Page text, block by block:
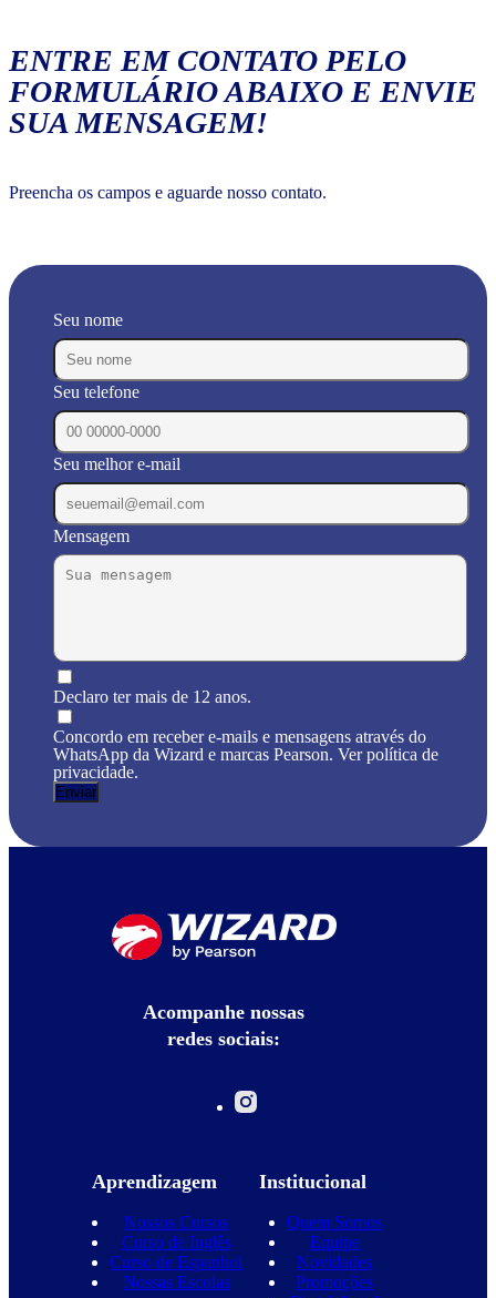
ENTRE EM CONTATO PELO
FORMULÁRIO ABAIXO E ENVIE
SUA MENSAGEM!
Preencha os campos e aguarde nosso contato.
Seu nome
Seu telefone
Seu melhor e-mail
Mensagem
Declaro ter mais de 12 anos.
Concordo em receber e-mails e mensagens através do
WhatsApp da Wizard e marcas Pearson. Ver política de
privacidade.
Acompanhe nossas
redes sociais:
Aprendizagem
Nossos Cursos
Curso de Inglês
Curso de Espanhol
Nossas Escolas
Institucional
Quem Somos
Equipe
Novidades
Promoções